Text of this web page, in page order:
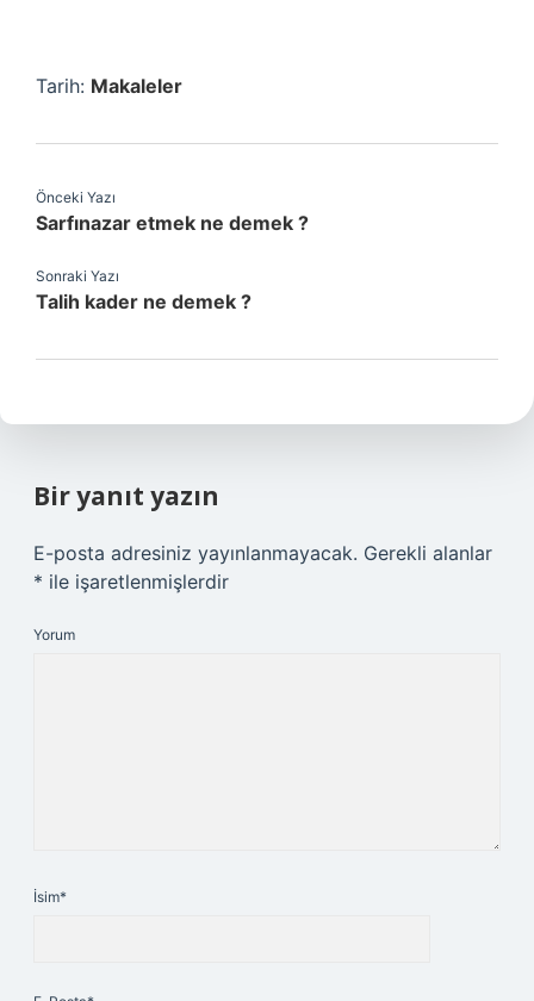
Tarih: Makaleler
Önceki Yazı
Sarfınazar etmek ne demek ?
Sonraki Yazı
Talih kader ne demek ?
Bir yanıt yazın
E-posta adresiniz yayınlanmayacak. Gerekli alanlar
* ile işaretlenmişlerdir
Yorum
İsim*